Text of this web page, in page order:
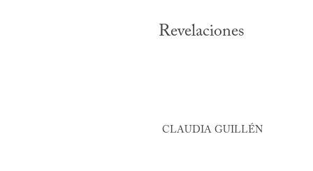
Revelaciones
CLAUDIA GUILLÉN